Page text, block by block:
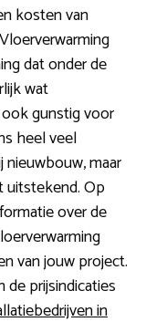
kosten van
dat onder de
wat
gunstig voor
heel veel
maar
Op
over de
van jouw project.
de prijsindicaties
in